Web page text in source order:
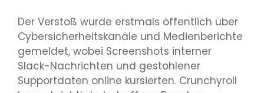
Der Verstoß wurde erstmals öffentlich über
Cybersicherheitskanäle und Medienberichte
gemeldet, wobei Screenshots interner
Slack-Nachrichten und gestohlener
Supportdaten online kursierten. Crunchyroll